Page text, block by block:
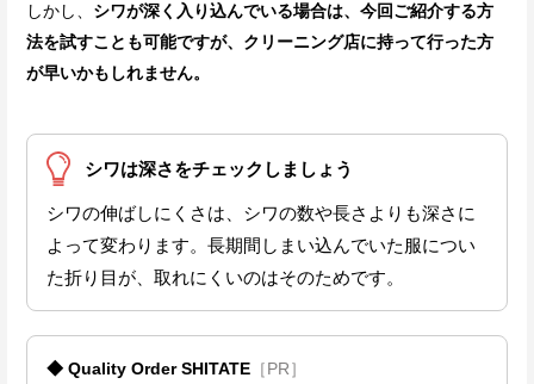
しかし、 シワが深く入り込んでいる場合は、今回ご紹介する方
法を試すことも可能ですが、クリーニング店に持って行った方
が早いかもしれません。
シワは深さをチェックしましょう
シワの伸ばしにくさは、シワの数や長さよりも深さに
よって変わります。長期間しまい込んでいた服につい
た折り目が、取れにくいのはそのためです。
◆ Quality Order SHITATE ［PR］